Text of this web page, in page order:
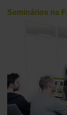
Seminários na